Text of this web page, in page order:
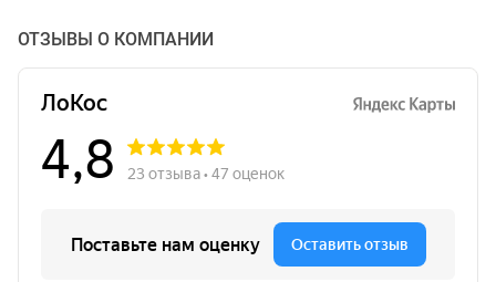
ОТЗЫВЫ О КОМПАНИИ